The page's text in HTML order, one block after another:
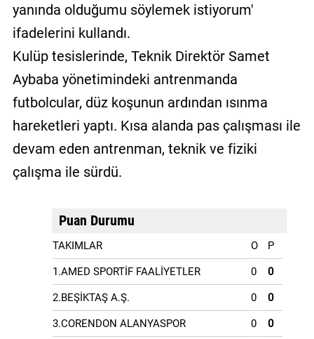
yanında olduğumu söylemek istiyorum'
ifadelerini kullandı.
Kulüp tesislerinde, Teknik Direktör Samet
Aybaba yönetimindeki antrenmanda
futbolcular, düz koşunun ardından ısınma
hareketleri yaptı. Kısa alanda pas çalışması ile
devam eden antrenman, teknik ve fiziki
çalışma ile sürdü.
Puan Durumu
TAKIMLAR O P
1.AMED SPORTİF FAALİYETLER 0 0
2.BEŞİKTAŞ A.Ş. 0 0
3.CORENDON ALANYASPOR 0 0